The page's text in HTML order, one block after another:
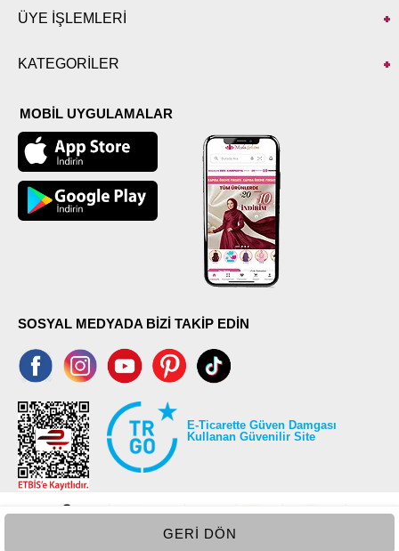
GERI DÖN
ÜYE İŞLEMLERİ
KATEGORİLER
MOBİL UYGULAMALAR
SOSYAL MEDYADA BİZİ TAKİP EDİN
E-Ticarette Güven Damgası
Kullanan Güvenilir Site